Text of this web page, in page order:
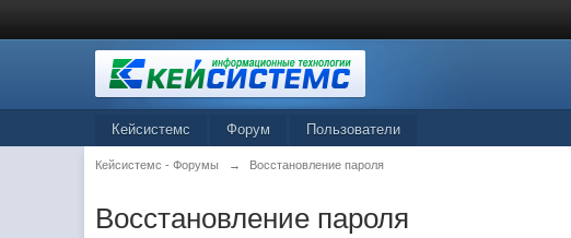
Кейсистемс Форум Пользователи
Кейсистемс - Форумы → Восстановление пароля
Восстановление пароля